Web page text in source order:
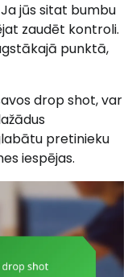
jūs sitat bumbu
zaudēt kontroli.
punktā,
drop shot, var
pretinieku
iespējas.